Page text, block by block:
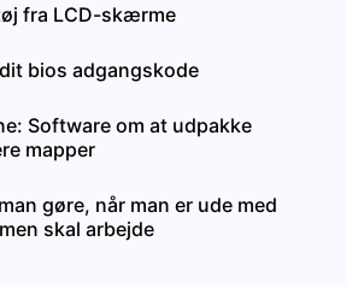
fra LCD-skærme
bios adgangskode
Software om at udpakke
mapper
gøre, når man er ude med
skal arbejde